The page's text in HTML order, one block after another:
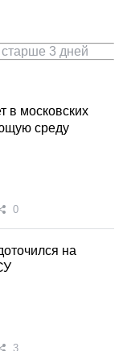
3 дней
в московских
среду
0
на
3